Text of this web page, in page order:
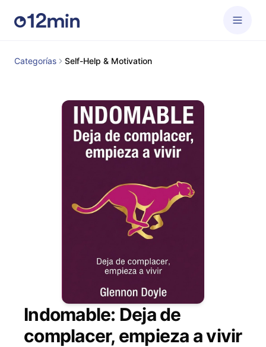
Categorías Self-Help & Motivation
Indomable: Deja de
complacer, empieza a vivir